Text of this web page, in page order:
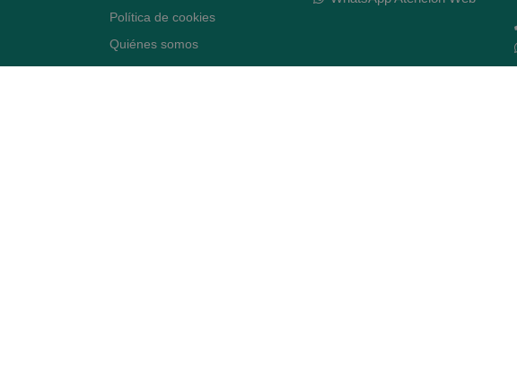
Política de cookies
Quiénes somos
Contacto